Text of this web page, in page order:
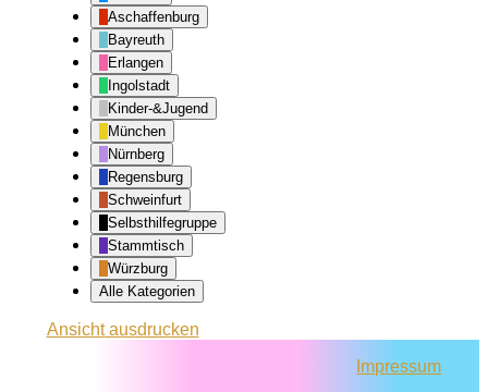
Aschaffenburg
Bayreuth
Erlangen
Ingolstadt
Kinder-&Jugend
München
Nürnberg
Regensburg
Schweinfurt
Selbsthilfegruppe
Stammtisch
Würzburg
Alle Kategorien
Ansichtausdrucken
Impressum